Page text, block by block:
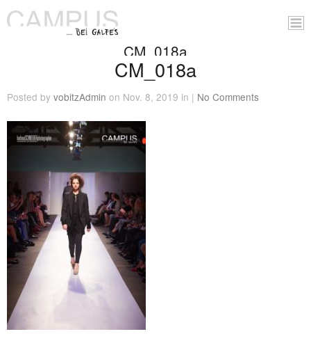
CM_018a
CM_018a
Posted by vobitzAdmin on Nov. 8, 2019 in | No Comments